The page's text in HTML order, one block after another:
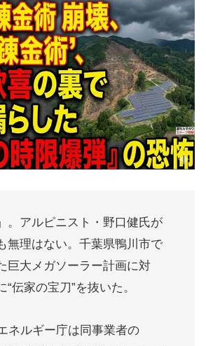
。アルピニスト・野口健氏が
無理はない。千葉県鴨川市で
巨大メガソーラー計画に対
“伝家の宝刀”を抜いた。
ネルギー庁は同事業者の